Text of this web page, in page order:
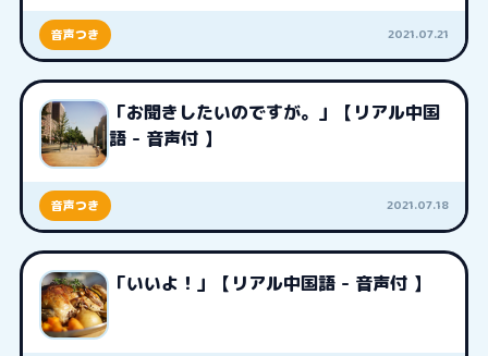
音声つき 2021.07.21
「お聞きしたいのですが。」【リアル中国
語 - 音声付 】
音声つき 2021.07.18
「いいよ！」【リアル中国語 - 音声付 】